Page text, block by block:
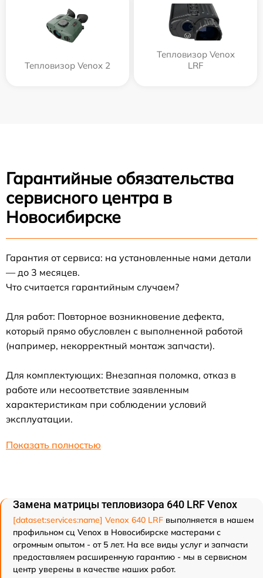
Тепловизор Venox 2
Тепловизор Venox
LRF
Гарантийные обязательства
сервисного центра в
Новосибирске
Гарантия от сервиса: на установленные нами детали
— до 3 месяцев.
Что считается гарантийным случаем?
Для работ: Повторное возникновение дефекта,
который прямо обусловлен с выполненной работой
(например, некорректный монтаж запчасти).
Для комплектующих: Внезапная поломка, отказ в
работе или несоответствие заявленным
характеристикам при соблюдении условий
эксплуатации.
Показать полностью
Замена матрицы тепловизора 640 LRF Venox
[dataset:services:name] Venox 640 LRF выполняется в нашем
профильном сц Venox в Новосибирске мастерами с
огромным опытом - от 5 лет. На все виды услуг и запчасти
предоставляем расширенную гарантию - мы в сервисном
центр уверены в качестве наших работ.